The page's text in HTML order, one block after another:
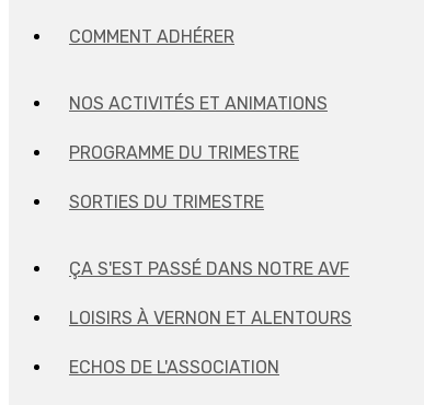
COMMENT ADHÉRER
NOS ACTIVITÉS ET ANIMATIONS
PROGRAMME DU TRIMESTRE
SORTIES DU TRIMESTRE
ÇA S'EST PASSÉ DANS NOTRE AVF
LOISIRS À VERNON ET ALENTOURS
ECHOS DE L'ASSOCIATION